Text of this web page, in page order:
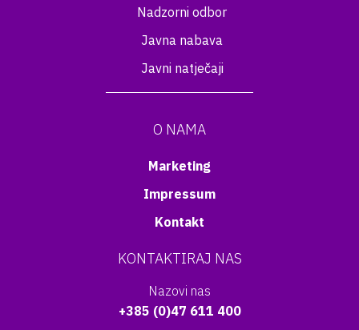
Nadzorni odbor
Javna nabava
Javni natječaji
O NAMA
Marketing
Impressum
Kontakt
KONTAKTIRAJ NAS
Nazovi nas
+385 (0)47 611 400